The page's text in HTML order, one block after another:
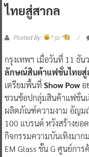
ไทยสู่สากล
Posted By: ^ jo ^
กรุงเทพฯ เมื่อวันที่ 11 ธั
ลักษณ์สินค้าแฟชั่นไทยสู่
เตรียมพื้นที่Show Pow อ
ชวนช้อปกลุ่มสินค้าแฟชั่น
ผลิตภัณฑ์ความงาม อัญมณี
100 แบรนด์ หวังสร้างยอ
กิจกรรมความบันเทิงมา
EM Glass ชั้น G ศูนย์การ